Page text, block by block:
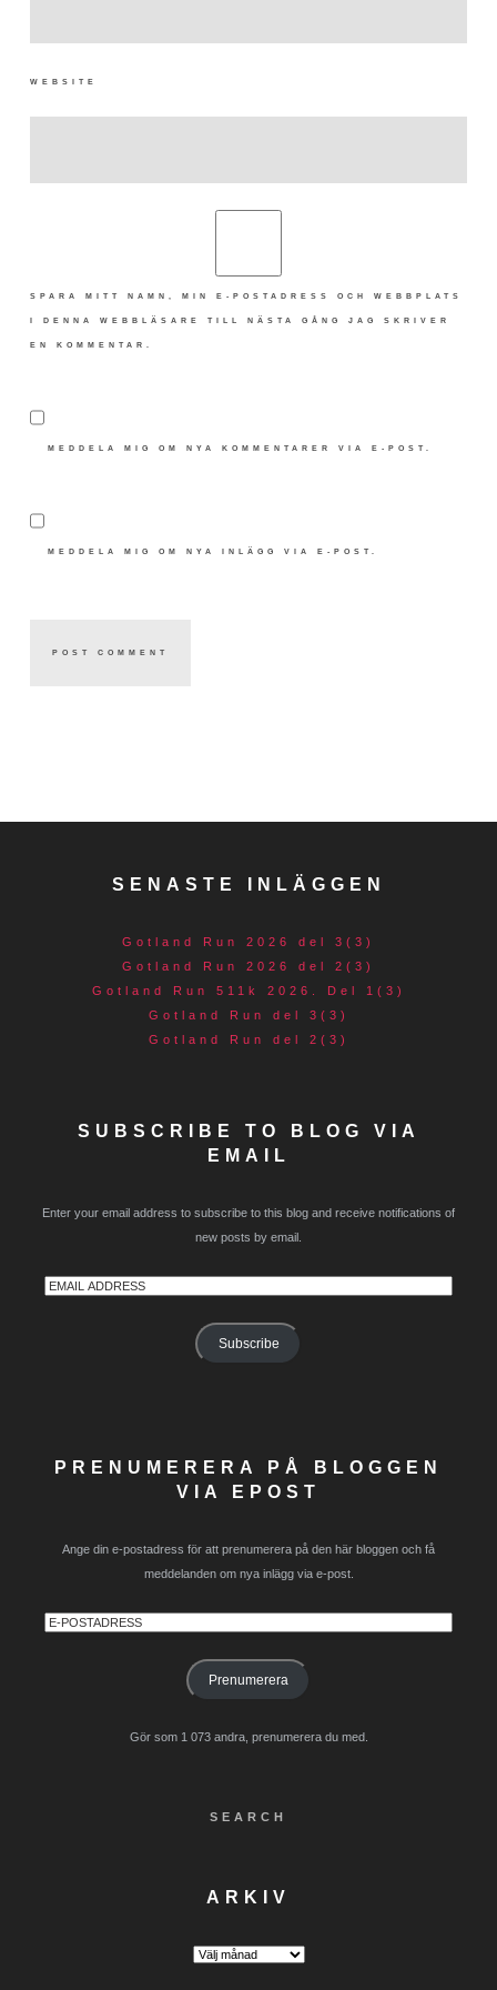
WEBSITE
SPARA MITT NAMN, MIN E-POSTADRESS OCH WEBBPLATS
I DENNA WEBBLÄSARE TILL NÄSTA GÅNG JAG SKRIVER
EN KOMMENTAR.
MEDDELA MIG OM NYA KOMMENTARER VIA E-POST.
MEDDELA MIG OM NYA INLÄGG VIA E-POST.
SENASTE INLÄGGEN
Gotland Run 2026 del 3(3)
Gotland Run 2026 del 2(3)
Gotland Run 511k 2026. Del 1(3)
Gotland Run del 3(3)
Gotland Run del 2(3)
SUBSCRIBE TO BLOG VIA
EMAIL
Enter your email address to subscribe to this blog and receive notifications of
new posts by email.
Email
Subscribe
PRENUMERERA PÅ BLOGGEN
VIA EPOST
Ange din e-postadress för att prenumerera på den här bloggen och få
meddelanden om nya inlägg via e-post.
E-
Prenumerera
Gör som 1 073 andra, prenumerera du med.
SEARCH
ARKIV
Arkiv